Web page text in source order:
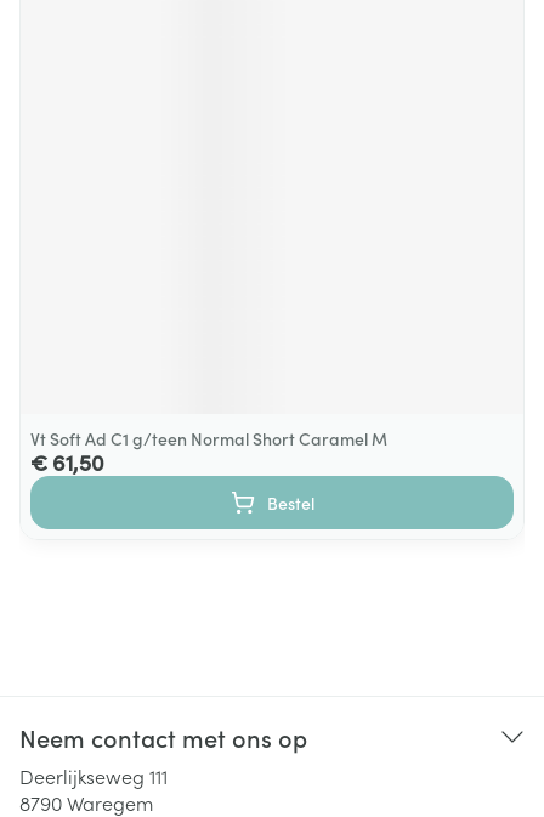
Vt Soft Ad C1 g/teen Normal Short Caramel M
€ 61,50
Bestel
Neem contact met ons op
Deerlijkseweg 111
8790Waregem